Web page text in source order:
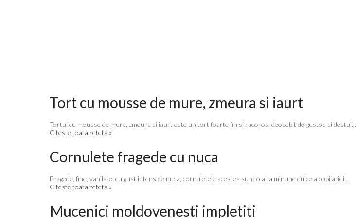
Tort cu mousse de mure, zmeura si iaurt
Tortul cu mousse de mure, zmeura si iaurt este un tort foarte fin si racoros, deosebit de gustos si destul...
Citeste toata reteta »
Cornulete fragede cu nuca
Fragede, fine, vanilate, cu gust intens de nuca, cornuletele acestea sunt o alta minune dulce a copilariei...
Citeste toata reteta »
Mucenici moldovenesti impletiti